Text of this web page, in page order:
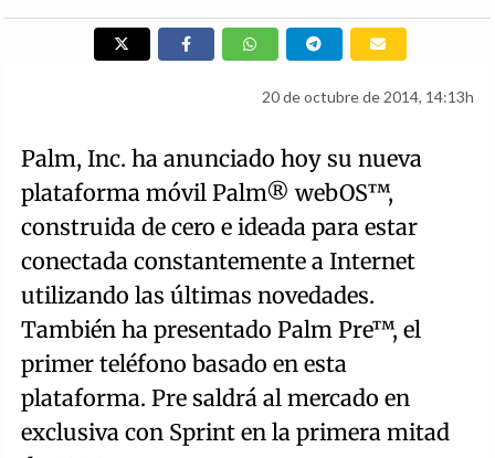
20 de octubre de 2014, 14:13h
Palm, Inc. ha anunciado hoy su nueva
plataforma móvil Palm® webOS™,
construida de cero e ideada para estar
conectada constantemente a Internet
utilizando las últimas novedades.
También ha presentado Palm Pre™, el
primer teléfono basado en esta
plataforma. Pre saldrá al mercado en
exclusiva con Sprint en la primera mitad